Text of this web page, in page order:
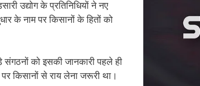
उद्योग के प्रतिनिधियों ने नए
के नाम पर किसानों के हितों को
संगठनों को इसकी जानकारी पहले ही
किसानों से राय लेना जरूरी था।